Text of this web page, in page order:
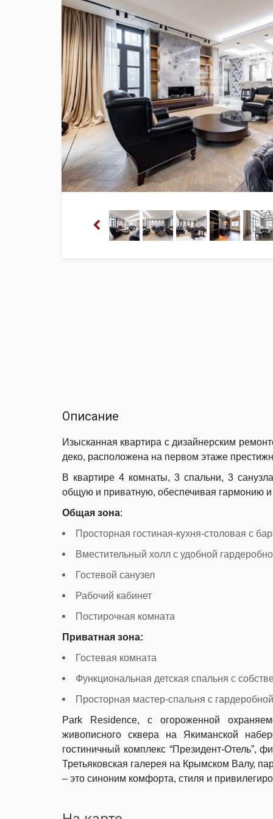
Описание
Изысканная квартира с дизайнерским
деко, расположена на первом этаже
В квартире 4 комнаты, 3 спальни, 3
общую и приватную, обеспечивая гармонию и
Общая зона:
Просторная гостиная-кухня-столовая с
Вместительный холл с удобной
Гостевой санузел
Рабочий кабинет
Постирочная комната
Приватная зона:
Гостевая комната
Функциональная детская спальня с
Просторная мастер-спальня с
Park Residence, с огороженной
живописного сквера на Якиманской
гостиничный комплекс “Президент-Отель”,
Третьяковская галерея на Крымском Валу,
– это синоним комфорта, стиля и